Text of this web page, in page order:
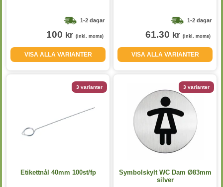
1-2 dagar
100 kr (inkl. moms)
VISA ALLA VARIANTER
1-2 dagar
61.30 kr (inkl. moms)
VISA ALLA VARIANTER
3 varianter
Etikettnål 40mm 100st/fp
3 varianter
Symbolskylt WC Dam Ø83mm
silver